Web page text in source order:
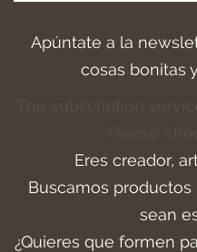
Apúntate a la
cosas bonitas
The subscription
Please
Eres creador,
Buscamos
sean
¿Quieres que formen